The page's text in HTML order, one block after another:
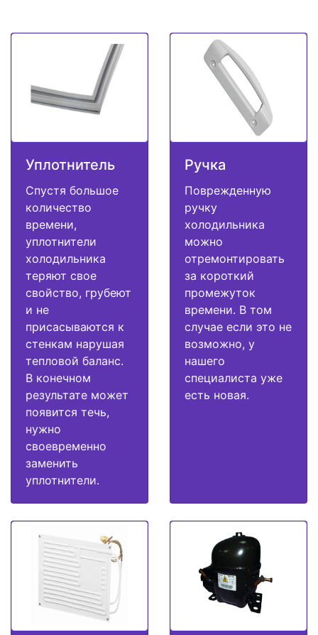
Уплотнитель
Спустя большое
количество
времени,
уплотнители
холодильника
теряют свое
свойство, грубеют
и не
присасываются к
стенкам нарушая
тепловой баланс.
В конечном
результате может
появится течь,
нужно
своевременно
заменить
уплотнители.
Ручка
Поврежденную
ручку
холодильника
можно
отремонтировать
за короткий
промежуток
времени. В том
случае если это не
возможно, у
нашего
специалиста уже
есть новая.